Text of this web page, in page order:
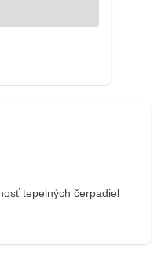
tepelných čerpadiel